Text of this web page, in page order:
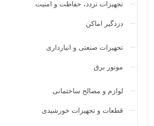
تجهیزات تردد، حفاظت و امنیت
دزدگیر اماکن
تجهیزات صنعتی و انبارداری
موتور برق
لوازم و مصالح ساختمانی
قطعات و تجهیزات خورشیدی